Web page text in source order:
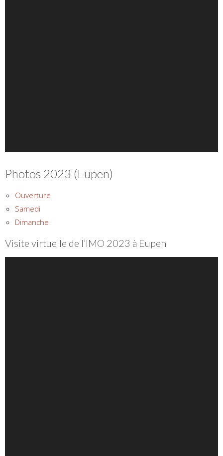
Photos 2023 (Eupen)
Ouverture
Samedi
Dimanche
Visite virtuelle de l’IMO 2023 à Eupen